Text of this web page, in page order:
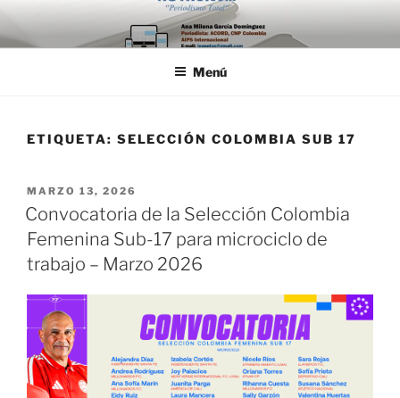
Saltar
al
contenido
Menú
ETIQUETA: SELECCIÓN COLOMBIA SUB 17
PUBLICADO
EL
MARZO 13, 2026
Convocatoria de la Selección Colombia
Femenina Sub-17 para microciclo de
trabajo – Marzo 2026